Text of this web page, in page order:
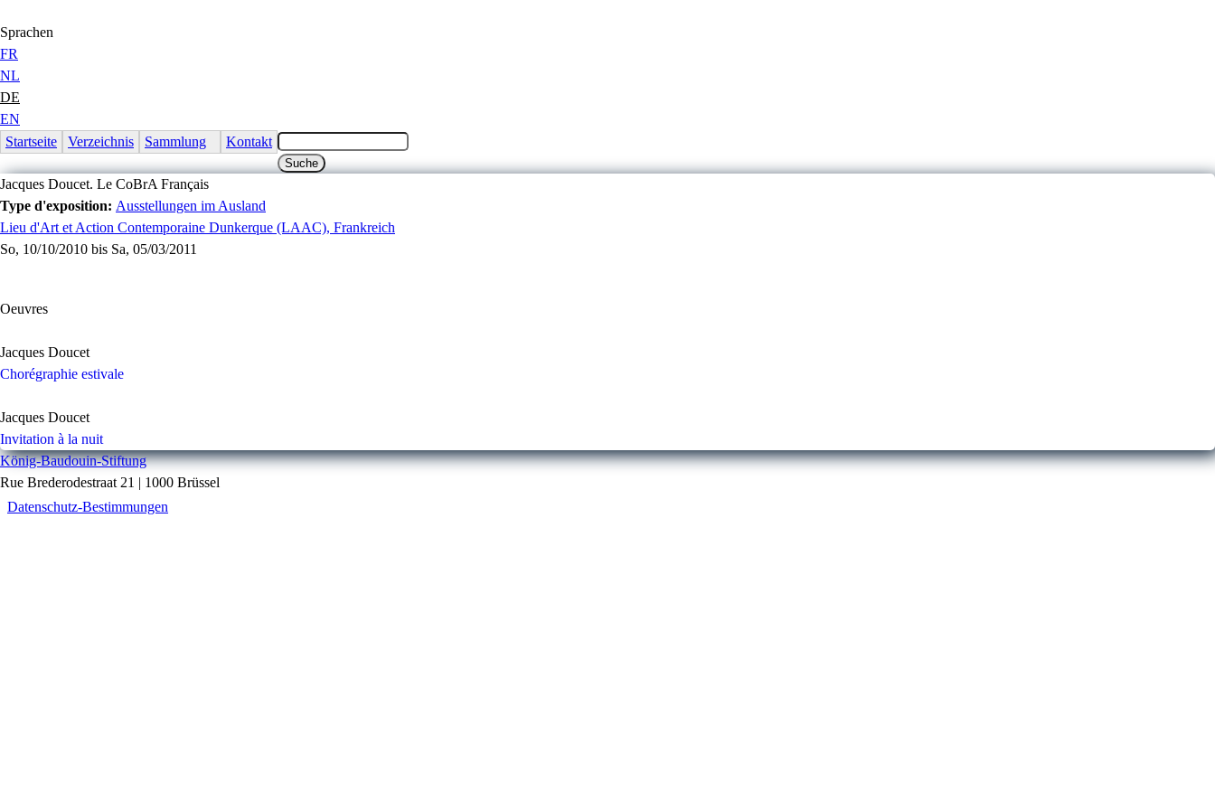
Sprachen
FR
NL
DE
EN
Startseite
Verzeichnis Sammlung Kontakt
Jacques Doucet. Le CoBrA Français
Type d'exposition: Ausstellungen im Ausland
Lieu d'Art et Action Contemporaine Dunkerque (LAAC), Frankreich
So, 10/10/2010 bis Sa, 05/03/2011
Oeuvres
Jacques Doucet
Chorégraphie estivale
Jacques Doucet
Invitation à la nuit
König-Baudouin-Stiftung
Rue Brederodestraat 21 | 1000 Brüssel
Datenschutz-Bestimmungen